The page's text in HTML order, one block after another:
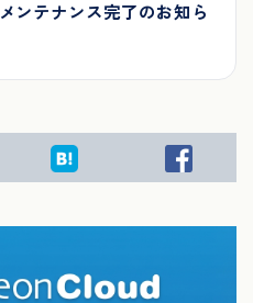
テナンス完了のお知ら